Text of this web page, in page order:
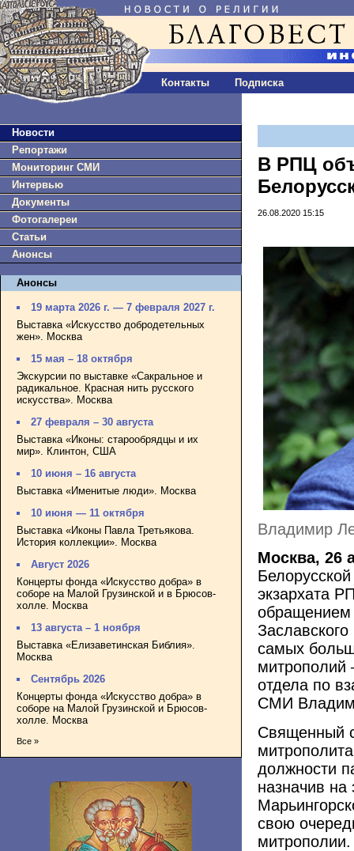
Контакты Подписка
Новости
Репортажи
Мониторинг СМИ
Интервью
Документы
Фотогалереи
Статьи
Анонсы
Анонсы
19 марта 2026 г. — 7 февраля 2027 г.
Выставка «Искусство добродетельных
жен». Москва
15 мая – 18 октября
Экскурсии по выставке «Сакральное и
радикальное. Красная нить русского
искусства». Москва
27 февраля – 30 августа
Выставка «Иконы: старообрядцы и их
мир». Клинтон, США
10 июня – 16 августа
Выставка «Именитые люди». Москва
10 июня — 11 октября
Выставка «Иконы Павла Третьякова.
История коллекции». Москва
Август 2026
Концерты фонда «Искусство добра» в
соборе на Малой Грузинской и в Брюсов-
холле. Москва
13 августа – 1 ноября
Выставка «Елизаветинская Библия».
Москва
Сентябрь 2026
Концерты фонда «Искусство добра» в
соборе на Малой Грузинской и Брюсов-
холле. Москва
Все »
В РПЦ
26.08.2020 15:15
Владимир
Москва, 26
экзархата
обращением
самых
митрополий
отдела по
СМИ
Священный
должности
назначив на
свою
митрополии.